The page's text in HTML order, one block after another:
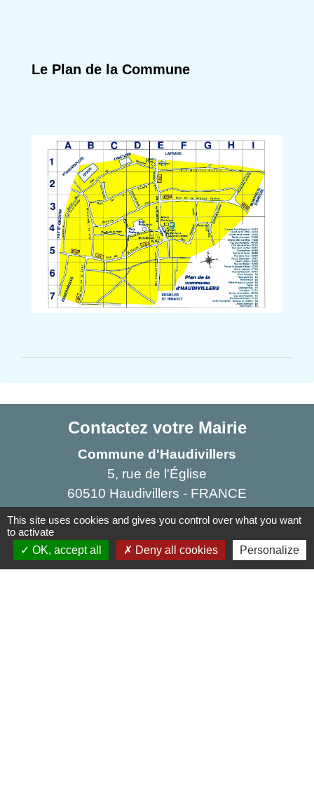
Le Plan de la Commune
Contactez votre Mairie
Commune d'Haudivillers
5, rue de l'Église
60510 Haudivillers - FRANCE
+33 3 44 80 40 34
This site uses cookies and gives you control over what you want
to activate
OK, accept all
Deny all cookies Personalize